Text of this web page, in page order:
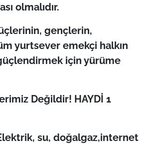
olmalıdır.
gençlerin,
yurtsever emekçi halkın
için yürüme
Değildir! HAYDİ 1
Elektrik, su, doğalgaz,internet